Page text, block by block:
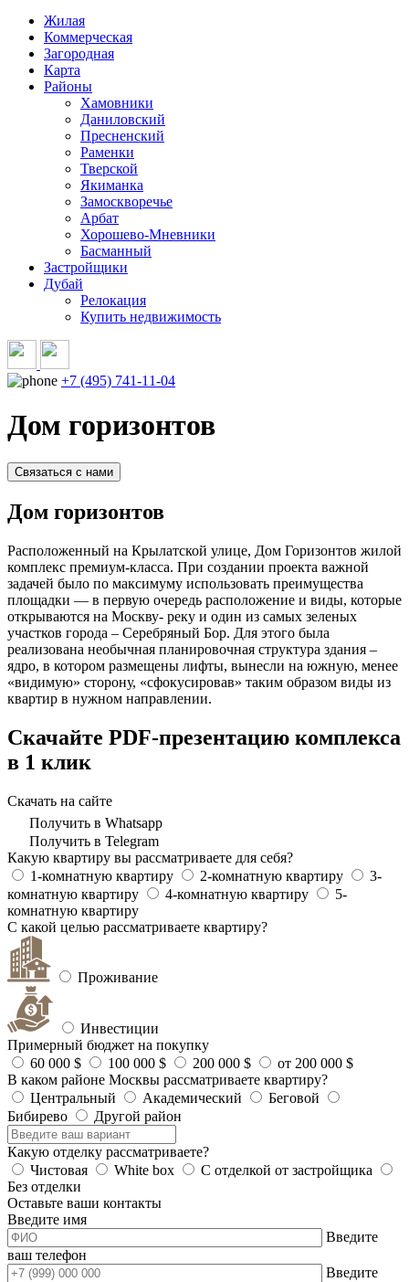
Жилая
Коммерческая
Загородная
Карта
Районы
Хамовники
Даниловский
Пресненский
Раменки
Тверской
Якиманка
Замоскворечье
Арбат
Хорошево-Мневники
Басманный
Застройщики
Дубай
Релокация
Купить недвижимость
+7 (495) 741-11-04
Дом горизонтов
Связаться с нами
Дом горизонтов
Расположенный на Крылатской улице, Дом Горизонтов жилой
комплекс премиум-класса. При создании проекта важной
задачей было по максимуму использовать преимущества
площадки — в первую очередь расположение и виды, которые
открываются на Москву- реку и один из самых зеленых
участков города – Серебряный Бор. Для этого была
реализована необычная планировочная структура здания –
ядро, в котором размещены лифты, вынесли на южную, менее
«видимую» сторону, «сфокусировав» таким образом виды из
квартир в нужном направлении.
Скачайте PDF-презентацию комплекса
в 1 клик
Скачать на сайте
Получить в Whatsapp
Получить в Telegram
Какую квартиру вы рассматриваете для себя?
1-комнатную квартиру
2-комнатную квартиру
3-
комнатную квартиру
4-комнатную квартиру
5-
комнатную квартиру
С какой целью рассматриваете квартиру?
Проживание
Инвестиции
Примерный бюджет на покупку
60 000 $
100 000 $ 200 000 $
от 200 000 $
В каком районе Москвы рассматриваете квартиру?
Центральный
Академический
Беговой
Бибирево
Другой район
Какую отделку рассматриваете?
Чистовая
White box
С отделкой от застройщика
Без отделки
Оставьте ваши контакты
Введите имя
Введите
ваш телефон
Введите